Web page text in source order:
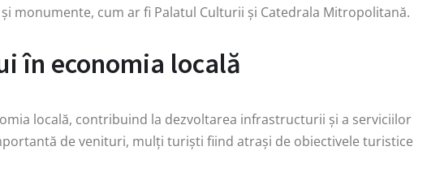
monumente, cum ar fi Palatul Culturii și Catedrala Mitropolitană.
în economia locală
locală, contribuind la dezvoltarea infrastructurii și a serviciilor
de venituri, mulți turiști fiind atrași de obiectivele turistice